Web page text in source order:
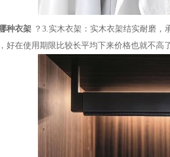
种衣架 ？ 3.实木衣架：实木衣架结实耐磨，
好在使用期限比较长平均下来价格也就不高了